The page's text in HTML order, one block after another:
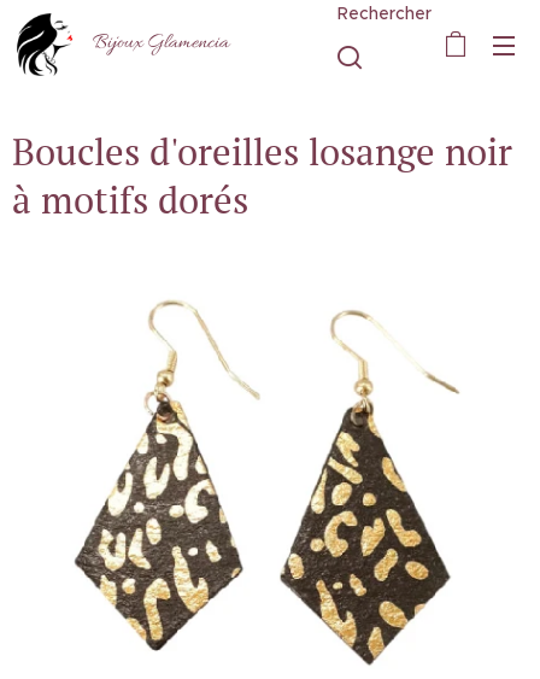
Bijoux Glamencia
Rechercher
Boucles d'oreilles losange noir
à motifs dorés